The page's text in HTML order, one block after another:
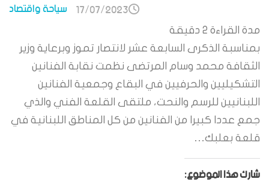
سياحة واقتصاد 17/07/2023
مدة القراءة 2 دقيقة
بمناسبة الذكرى السابعة عشر لانتصار تموز وبرعاية وزير
الثقافة محمد وسام المرتضى نظمت نقابة الفنانين
التشكيليين والحرفيين في البقاع وجمعية الفنانين
اللبنانيين للرسم والنحت، ملتقى القلعة الفني والذي
جمع عددا كبيرا من الفنانين من كل المناطق اللبنانية في
قلعة بعلبك…
شارك هذا الموضوع: